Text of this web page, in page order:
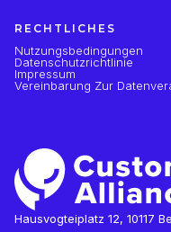
RECHTLICHES
Nutzungsbedingungen
Datenschutzrichtlinie
Impressum
Vereinbarung Zur
Hausvogteiplatz 12, 10117